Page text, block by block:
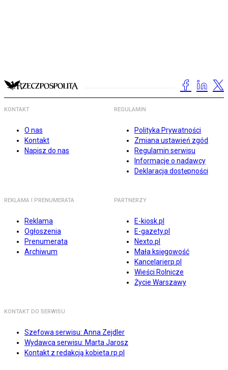
KONTAKT
O nas
Kontakt
Napisz do nas
REGULAMIN
Polityka Prywatności
Zmiana ustawień zgód
Regulamin serwisu
Informacje o nadawcy
Deklaracja dostępności
REKLAMA I PRENUMERATA
Reklama
Ogłoszenia
Prenumerata
Archiwum
PARTNERZY
E-kiosk.pl
E-gazety.pl
Nexto.pl
Mała księgowość
Kancelarierp.pl
Wieści Rolnicze
Życie Warszawy
KONTAKT DO SERWISU
Szefowa serwisu: Anna Zejdler
Wydawca serwisu: Marta Jarosz
Kontakt z redakcją kobieta.rp.pl